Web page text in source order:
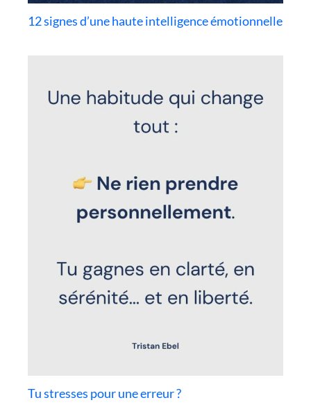
12 signes d’une haute intelligence émotionnelle
Tu stresses pour une erreur ?